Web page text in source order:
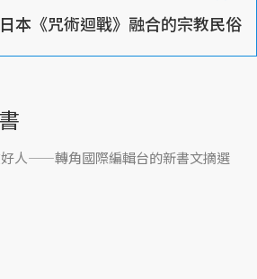
本《咒術迴戰》融合的宗教民俗
人——轉角國際編輯台的新書文摘選